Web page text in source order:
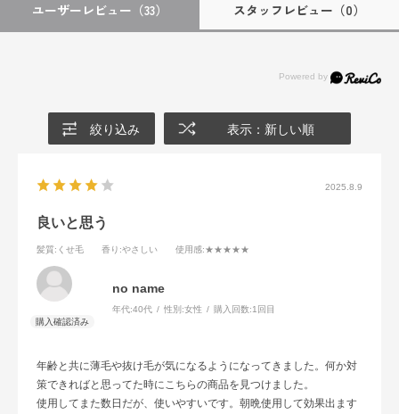
ユーザーレビュー （33） スタッフレビュー （0）
絞り込み 表示：新しい順
2025.8.9
良いと思う
髪質:くせ毛 香り :やさしい 使用感:★★★★★
no name
年代:40代 性別:女性 購入回数:1回目
年齢と共に薄毛や抜け毛が気になるようになってきました。何か対
策できればと思ってた時にこちらの商品を見つけました。
使用してまた数日だが、使いやすいです。朝晩使用して効果出ます